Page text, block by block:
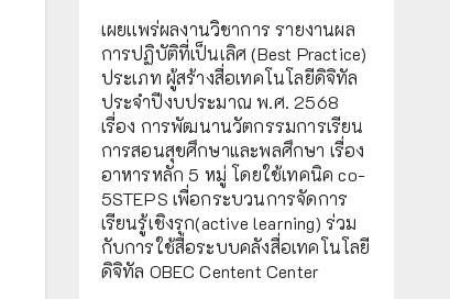
เผยเเพร่ผลงานวิชาการ รายงานผล
การปฏิบัติที่เป็นเลิศ (Best Practice)
ประเภท ผู้สร้างสื่อเทคโนโลยีดิจิทัล
ประจำปีงบประมาณ พ.ศ. 2568
เรื่อง การพัฒนานวัตกรรมการเรียน
การสอนสุขศึกษาและพลศึกษา เรื่อง
อาหารหลัก 5 หมู่ โดยใช้เทคนิค co-
5STEPS เพื่อกระบวนการจัดการ
เรียนรู้เชิงรุก(active learning) ร่วม
กับการใช้สื่อระบบคลังสื่อเทคโนโลยี
ดิจิทัล OBEC Centent Center